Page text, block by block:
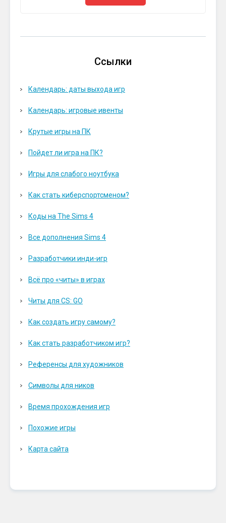
Ссылки
Календарь: даты выхода игр
Календарь: игровые ивенты
Крутые игры на ПК
Пойдет ли игра на ПК?
Игры для слабого ноутбука
Как стать киберспортсменом?
Коды на The Sims 4
Все дополнения Sims 4
Разработчики инди-игр
Всё про «читы» в играх
Читы для CS: GO
Как создать игру самому?
Как стать разработчиком игр?
Референсы для художников
Символы для ников
Время прохождения игр
Похожие игры
Карта сайта